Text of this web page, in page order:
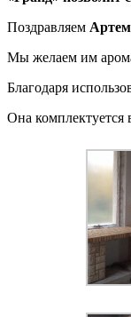
Поздравляем
Мы желаем им
Благодаря
Она комплектуется